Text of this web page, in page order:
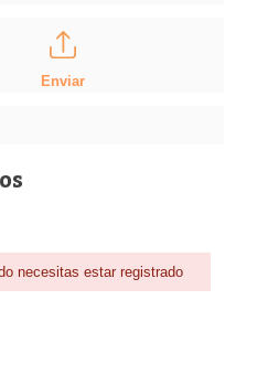
Enviar
necesitas estar registrado